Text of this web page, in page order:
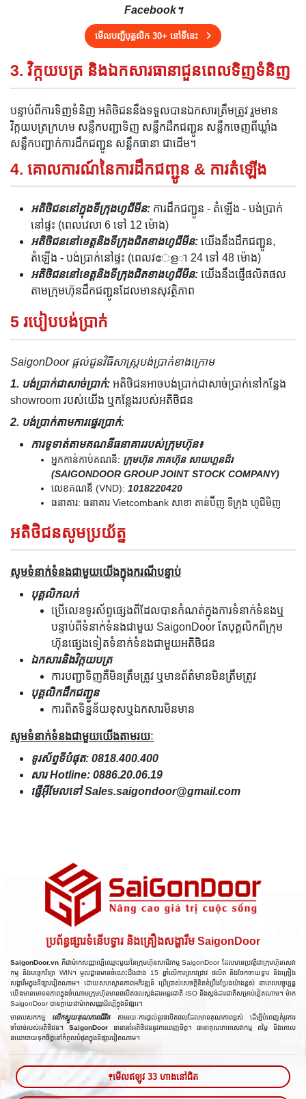
Facebook។
មើលបញ្ជីបុគ្គលិក 30+ នៅទីនេះ
3. វិក្កយបត្រ និងឯកសារធានាជួនពេលទិញទំនិញ
បន្ទាប់ពីការទិញទំនិញ អតិថិជននឹងទទួលបានឯកសារត្រឹមត្រូវ រួមមាន
វិក្កយបត្រក្រហម សន្លឹកបញ្ជាទិញ សន្លឹកដឹកជញ្ជូន សន្លឹកចេញពីឃ្លាំង
សន្លឹកបញ្ជាក់ការដឹកជញ្ជូន សន្លឹកធានា ជាដើម។
4. គោលការណ៍នៃការដឹកជញ្ជូន & ការតំឡើង
អតិថិជននៅក្នុងទីក្រុងហូជីមីន: ការដឹកជញ្ជូន - តំឡើង - បង់ប្រាក់
នៅផ្ទះ (ពេលវេលា 6 ទៅ 12 ម៉ោង)
អតិថិជននៅខេត្តនិងទីក្រុងជិតខាងហូជីមីន: យើងនឹងដឹកជញ្ជូន,
តំឡើង - បង់ប្រាក់នៅផ្ទះ (ពេលវേളា 24 ទៅ 48 ម៉ោង)
អតិថិជននៅខេត្តនិងទីក្រុងជិតខាងហូជីមីន: យើងនឹងផ្ញើផលិតផល
តាមក្រុមហ៊ុនដឹកជញ្ជូនដែលមានសុវត្ថិភាព
5 របៀបបង់ប្រាក់
SaigonDoor ផ្តល់ជូនវិធីសាស្ត្របង់ប្រាក់ខាងក្រោម
1. បង់ប្រាក់ជាសាច់ប្រាក់: អតិថិជនអាចបង់ប្រាក់ជាសាច់ប្រាក់នៅកន្លែង
showroom របស់យើង ឬកន្លែងរបស់អតិថិជន
2. បង់ប្រាក់តាមការផ្ទេរប្រាក់:
ការទូទាត់តាមគណនីធនាគាររបស់ក្រុមហ៊ុន៖
អ្នកកាន់កាប់គណនី: ក្រុមហ៊ុន ភាគហ៊ុន សាយហ្គនដ័រ
(SAIGONDOOR GROUP JOINT STOCK COMPANY)
លេខគណនី (VND): 1018220420
ធនាគារ: ធនាគារ Vietcombank សាខា តាន់ប៊ីញ ទីក្រុង ហូជីមិញ
អតិថិជនសូមប្រយ័ត្ន
សូមទំនាក់ទំនងជាមួយយើងក្នុងករណីបន្ទាប់
បុគ្គលិកលក់
ប្រើលេខទូរស័ព្ទផ្សេងពីដែលបានកំណត់ក្នុងការទំនាក់ទំនងឬ
បន្ទាប់ពីទំនាក់ទំនងជាមួយ SaigonDoor តែបុគ្គលិកពីក្រុម
ហ៊ុនផ្សេងទៀតទំនាក់ទំនងជាមួយអតិថិជន
ឯកសារនិងវិក្កយបត្រ
ការបញ្ជាទិញគឺមិនត្រឹមត្រូវ ឬមានព័ត៌មានមិនត្រឹមត្រូវ
បុគ្គលិកដឹកជញ្ជូន
ការពិតទិន្នន័យខុសឬឯកសារមិនមាន
សូមទំនាក់ទំនងជាមួយយើងតាមរយៈ
ទូរស័ព្ទទីបំផុត: 0818.400.400
សារ Hotline: 0886.20.06.19
ផ្ញើអ៊ីមែលទៅ Sales.saigondoor@gmail.com
ប្រព័ន្ធផ្សារទំនើបទ្វារ និងគ្រឿងសង្ហារឹម SaigonDoor
SaigonDoor.vn គឺជាម៉ាកសញ្ញាល្បីឈ្មោះមួយនៃក្រុមហ៊ុនសាជីវកម្ម SaigonDoor ដែលមានប្រវត្តិជាក្រុមហ៊ុនសេវា
កម្ម និងបច្ចេកវិទ្យា WIN។ មូលដ្ឋានមានចំណេះដឹងជាង 15 ឆ្នាំលើការស្រាវជ្រាវ ផលិត និងចែកចាយទ្វារ និងគ្រឿង
សង្ហារឹមក្នុងទីផ្សារវៀតណាម។ ដោយសហស្ថានភាពអភិវឌ្ឍន៍ ប្រើប្រាស់សេចក្តីខិតខំប្រឹងប្រែងយ៉ាងខ្ពស់ នាពេលបច្ចុប្បន្ន
យើងមានមោទនភាពក្នុងចំណោមក្រុមហ៊ុនមានផលិតផលស្តង់ដារអន្ដរជាតិ ISO និងស្តង់ដារជាតិសម្រាប់វៀតណាម។ ម៉ាក
SaigonDoor បានក្លាយជាម៉ាកសញ្ញាដ៏ល្បីក្នុងទីផ្សារ។
មានបេសកកម្ម លើកស្ទួយគុណភាពជីវិតតាមរយៈការផ្តល់នូវផលិតផលដែលមានគុណភាពខ្ពស់ ដើម្បីបំពេញតំរូវការ
ចាំបាច់របស់អតិថិជន។ SaigonDoorធានានាំអតិថិជននូវការពេញចិត្ត។ ធានាគុណភាពសេវាកម្ម តម្លៃ និងគោល
នយោបាយទុកចិត្តនៅកំពូលបំផុតក្នុងទីផ្សារវៀតណាម។
មើលឥឡូវ 33 ហាងនៅជិត